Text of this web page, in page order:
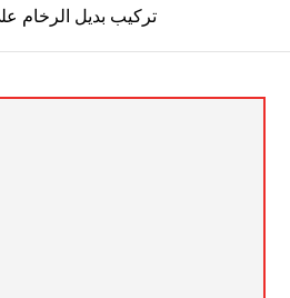
تركيب بديل الرخام